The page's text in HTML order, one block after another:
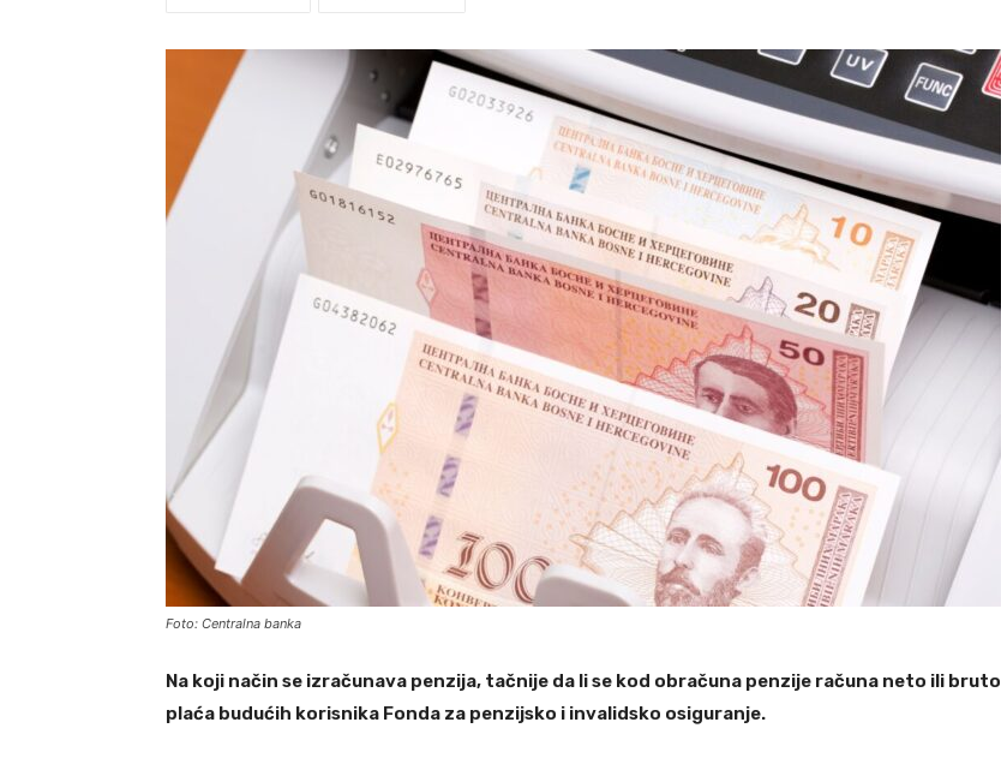
Foto: Centralna banka
Na koji način se izračunava penzija, tačnije da li se kod obračuna penzije računa neto ili bruto
plaća budućih korisnika Fonda za penzijsko i invalidsko osiguranje.